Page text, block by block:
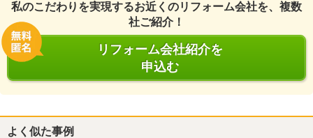
私のこだわりを実現するお近くのリフォーム会社を、複数
社ご紹介！
リフォーム会社紹介を
申込む
よく似た事例